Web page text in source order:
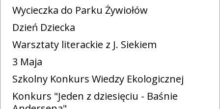
Wycieczka do Parku Żywiołów
Dzień Dziecka
Warsztaty literackie z J. Siekiem
3 Maja
Szkolny Konkurs Wiedzy Ekologicznej
Konkurs "Jeden z dziesięciu - Baśnie